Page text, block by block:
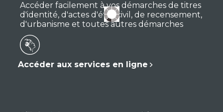
Accéder facilement à vos démarches de titres
d'identité, d'actes d'état civil, de recensement,
d'urbanisme et toutes autres démarches
Accéder aux services en ligne